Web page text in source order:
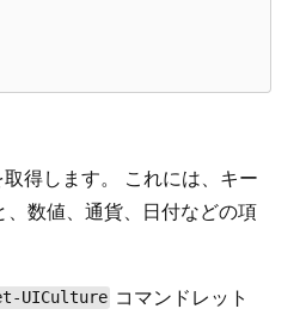
得します。 これには、キー
数値、通貨、日付などの項
UICulture コマンドレット